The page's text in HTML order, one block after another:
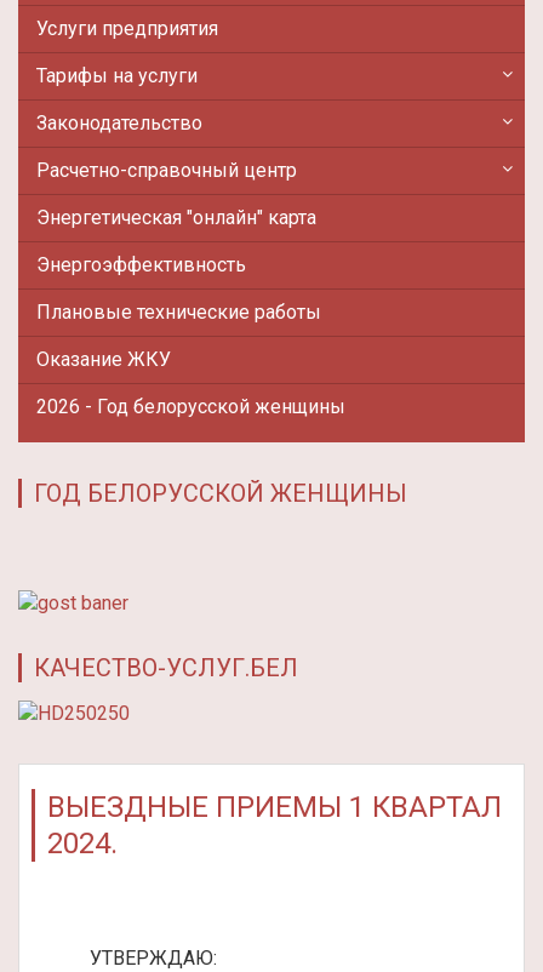
Услуги предприятия
Тарифы на услуги
Законодательство
Расчетно-справочный центр
Энергетическая "онлайн" карта
Энергоэффективность
Плановые технические работы
Оказание ЖКУ
2026 - Год белорусской женщины
ГОД БЕЛОРУССКОЙ ЖЕНЩИНЫ
КАЧЕСТВО-УСЛУГ.БЕЛ
ВЫЕЗДНЫЕ ПРИЕМЫ 1 КВАРТАЛ
2024.
УТВЕРЖДАЮ: